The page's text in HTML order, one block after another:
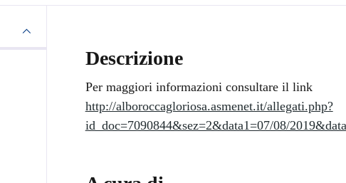
Descrizione
Per maggiori informazioni consultare il link
http://alboroccagloriosa.asmenet.it/allegati.php?
id_doc=7090844&sez=2&data1=07/08/